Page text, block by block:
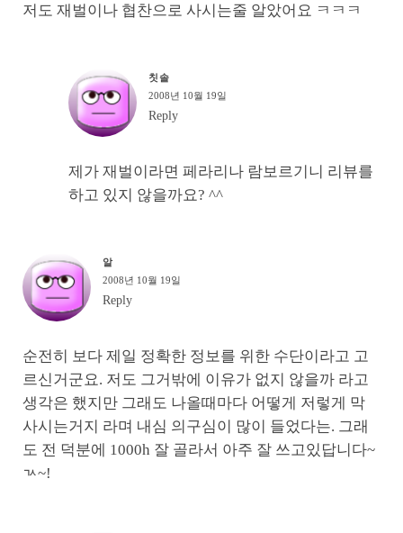
저도 재벌이나 협찬으로 사시는줄 알았어요 ㅋㅋㅋ
칫솔
2008년 10월 19일
Reply
제가 재벌이라면 페라리나 람보르기니 리뷰를
하고 있지 않을까요? ^^
알
2008년 10월 19일
Reply
순전히 보다 제일 정확한 정보를 위한 수단이라고 고
르신거군요. 저도 그거밖에 이유가 없지 않을까 라고
생각은 했지만 그래도 나올때마다 어떻게 저렇게 막
사시는거지 라며 내심 의구심이 많이 들었다는. 그래
도 전 덕분에 1000h 잘 골라서 아주 잘 쓰고있답니다~
ㄳ~!